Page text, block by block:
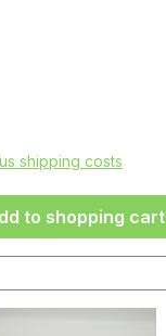
shipping costs
to shopping cart